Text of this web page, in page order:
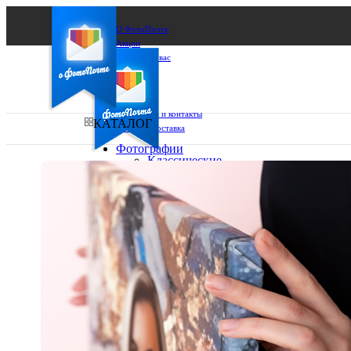
О ФотоПочте
Акции
Сделаем за вас
Бизнесу
FAQ
Франшиза
Поддержка и контакты
Оплата и доставка
Ваш город:
Ваш регион доставки
Выберите из списка:
КАТАЛОГ
Фотографии
Классические
10х15
13х18
15х15
15х20
20х20
20х30
30х30
30х40
А4
Фото